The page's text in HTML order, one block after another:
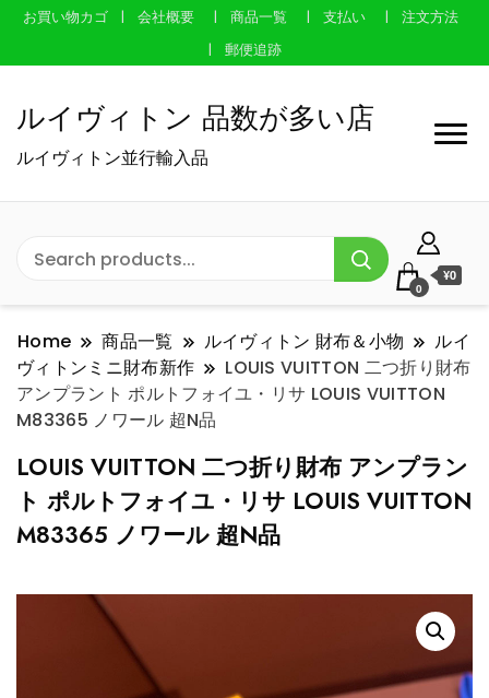
お買い物カゴ 会社概要 商品一覧 支払い
注文方法
郵便追跡
ルイヴィトン 品数が多い店
ルイヴィトン並行輸入品
0
¥0
Home 商品一覧 ルイヴィトン 財布＆小物
ルイ
ヴィトンミニ財布新作
LOUIS VUITTON 二つ折り財布
アンプラント ポルトフォイユ・リサ LOUIS VUITTON
M83365 ノワール 超N品
LOUIS VUITTON 二つ折り財布 アンプラン
ト ポルトフォイユ・リサ LOUIS VUITTON
M83365 ノワール 超N品